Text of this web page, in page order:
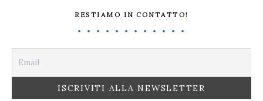
RESTIAMO IN CONTATTO!